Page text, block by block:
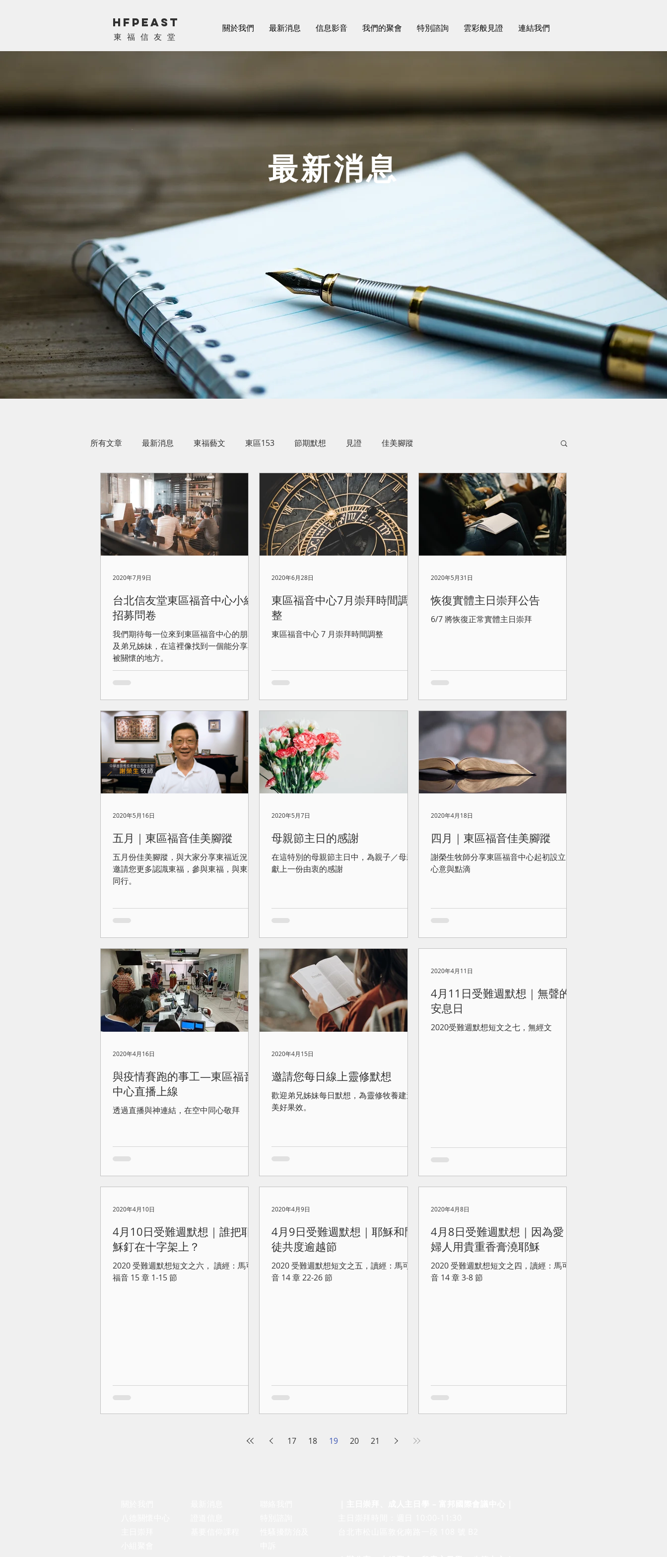
關於我們 最新消息 信息影音 我們的聚會 特別諮詢 雲彩般見證 連結我們
HFPEAST
​東福信友堂
​最新消息
所有文章 最新消息 東福藝文 東區153 節期默想 見證 佳美腳蹤
台北信友堂東區福音中心小組
招募問卷
我們期待每一位來到東區福音中心的朋友
及弟兄姊妹，在這裡像找到一個能分享與
被關懷的地方。
2020年7月9日
東區福音中心7月崇拜時間調
整
東區福音中心 7 月崇拜時間調整
2020年6月28日
恢復實體主日崇拜公告
6/7 將恢復正常實體主日崇拜
2020年5月31日
五月｜東區福音佳美腳蹤
五月份佳美腳蹤，與大家分享東福近況，
邀請您更多認識東福，參與東福，與東福
同行。
2020年5月16日
母親節主日的感謝
在這特別的母親節主日中，為親子／母親
獻上一份由衷的感謝
2020年5月7日
四月｜東區福音佳美腳蹤
謝榮生牧師分享東區福音中心起初設立的
心意與點滴
2020年4月18日
與疫情賽跑的事工—東區福音
中心直播上線
透過直播與神連結，在空中同心敬拜
2020年4月16日
邀請您每日線上靈修默想
歡迎弟兄姊妹每日默想，為靈修牧養建造
美好果效。
2020年4月15日
4月11日受難週默想｜無聲的
安息日
2020受難週默想短文之七，無經文
2020年4月11日
4月10日受難週默想｜誰把耶
穌釘在十字架上？
2020 受難週默想短文之六， 讀經：馬可
福音 15 章 1-15 節
2020年4月10日
4月9日受難週默想｜耶穌和門
徒共度逾越節
2020 受難週默想短文之五，讀經：馬可福
音 14 章 22-26 節
2020年4月9日
4月8日受難週默想｜因為愛，
婦人用貴重香膏澆耶穌
2020 受難週默想短文之四，讀經：馬可福
音 14 章 3-8 節
2020年4月8日
17 18 19 20 21